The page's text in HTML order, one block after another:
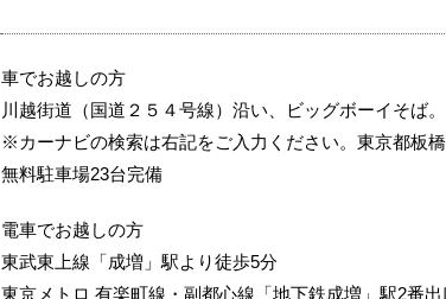
車でお越しの方
川越街道（国道２５４号線）沿い、ビッグボーイそば。
※カーナビの検索は右記をご入力ください。東京都板
無料駐車場23台完備
電車でお越しの方
東武東上線「成増」駅より徒歩5分
東京メトロ 有楽町線・副都心線「地下鉄成増」駅2番